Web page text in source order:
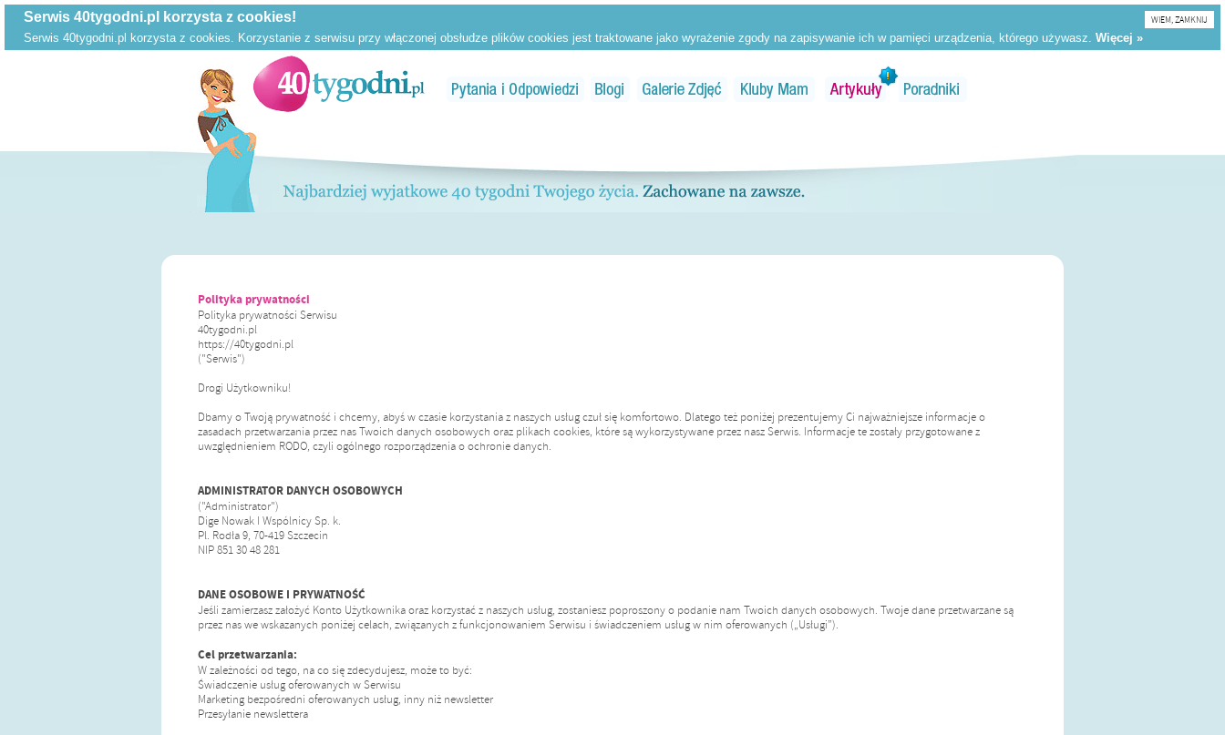
WIEM, ZAMKNIJ
Polityka prywatności
Polityka prywatności Serwisu
40tygodni.pl
https://40tygodni.pl
("Serwis")
Drogi Użytkowniku!
Dbamy o Twoją prywatność i chcemy, abyś w czasie korzystania z naszych usług czuł się komfortowo. Dlatego też poniżej prezentujemy Ci najważniejsze informacje o
zasadach przetwarzania przez nas Twoich danych osobowych oraz plikach cookies, które są wykorzystywane przez nasz Serwis. Informacje te zostały przygotowane z
uwzględnieniem RODO, czyli ogólnego rozporządzenia o ochronie danych.
ADMINISTRATOR DANYCH OSOBOWYCH
("Administrator")
Dige Nowak I Wspólnicy Sp. k.
Pl. Rodła 9, 70-419 Szczecin
NIP 851 30 48 281
DANE OSOBOWE I PRYWATNOŚĆ
Jeśli zamierzasz założyć Konto Użytkownika oraz korzystać z naszych usług, zostaniesz poproszony o podanie nam Twoich danych osobowych. Twoje dane przetwarzane są
przez nas we wskazanych poniżej celach, związanych z funkcjonowaniem Serwisu i świadczeniem usług w nim oferowanych („Usługi”).
Cel przetwarzania:
W zależności od tego, na co się zdecydujesz, może to być:
Świadczenie usług oferowanych w Serwisu
Marketing bezpośredni oferowanych usług, inny niż newsletter
Przesyłanie newslettera